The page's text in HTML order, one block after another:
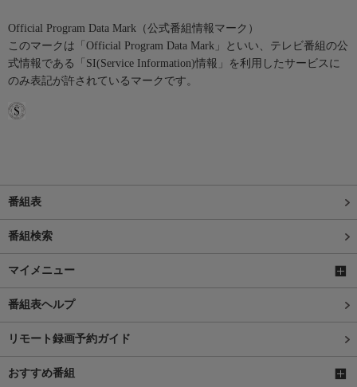
Official Program Data Mark（公式番組情報マーク）
このマークは「Official Program Data Mark」といい、テレビ番組の公
式情報である「SI(Service Information)情報」を利用したサービスに
のみ表記が許されているマークです。
番組表
番組検索
マイメニュー
番組表ヘルプ
リモート録画予約ガイド
おすすめ番組